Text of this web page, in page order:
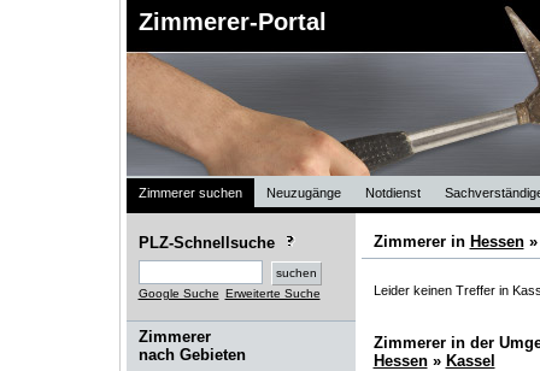
Zimmerer-Portal
Zimmerer suchen Neuzugänge Notdienst
PLZ-Schnellsuche
Google Suche Erweiterte Suche
Zimmerer
nach Gebieten
Zimmerer in Hessen
Leider keinen Treffer in
Zimmerer in der
Hessen» Kassel